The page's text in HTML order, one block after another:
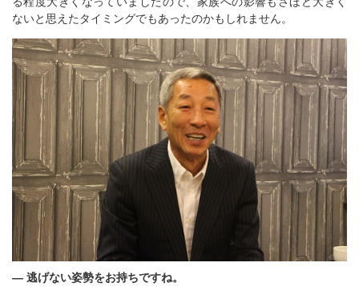
ないと思えたタイミングでもあったのかもしれません。
― 逃げない姿勢をお持ちですね。